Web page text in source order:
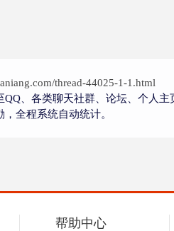
thread-44025-1-1.html
、各类聊天社群、论坛、个人
全程系统自动统计。
帮助中心